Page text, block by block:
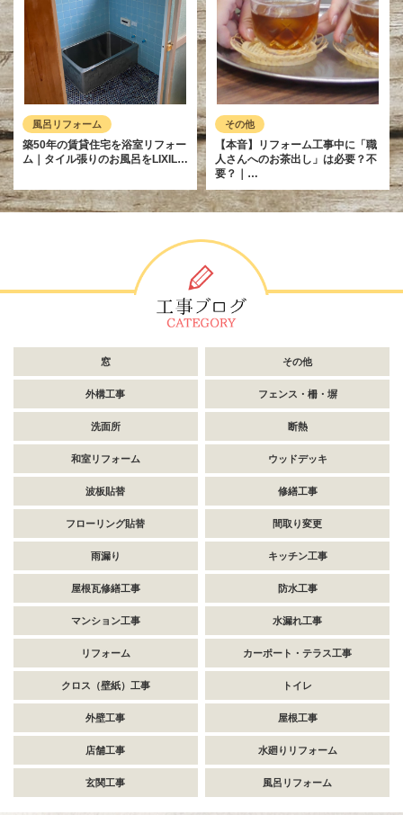
風呂リフォーム
築50年の賃貸住宅を浴室リフォー
ム｜タイル張りのお風呂をLIXIL…
その他
【本音】リフォーム工事中に「職
人さんへのお茶出し」は必要？不
要？｜…
窓 その他
外構工事 フェンス・柵・塀
洗面所 断熱
和室リフォーム ウッドデッキ
波板貼替 修繕工事
フローリング貼替 間取り変更
雨漏り キッチン工事
屋根瓦修繕工事 防水工事
マンション工事 水漏れ工事
リフォーム カーポート・テラス工事
クロス（壁紙）工事 トイレ
外壁工事 屋根工事
店舗工事 水廻りリフォーム
玄関工事 風呂リフォーム